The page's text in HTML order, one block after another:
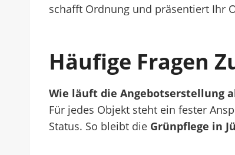
schafft Ordnung und präsentiert Ihr
Häufige Fragen
Wie läuft die Angebotserstellung
Für jedes Objekt steht ein fester
Status. So bleibt die Grünpflege in